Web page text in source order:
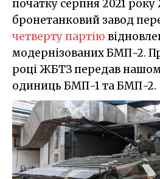
початку серпня 2021
бронетанковий завод
четверту партію
модернізованих БМП-2.
році ЖБТЗ передав
одиниць БМП-1 та БМП-2.